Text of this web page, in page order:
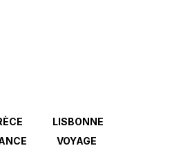
LISBONNE
VOYAGE